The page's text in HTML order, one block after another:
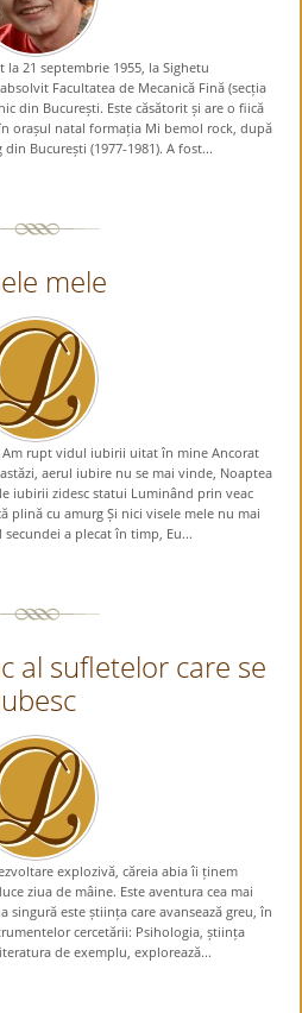
la 21 septembrie 1955, la Sighetu
Facultatea de Mecanică Fină (secția
din București. Este căsătorit și are o fiică
orașul natal formația Mi bemol rock, după
București (1977-1981). A fost...
mele
rupt vidul iubirii uitat în mine Ancorat
aerul iubire nu se mai vinde, Noaptea
iubirii zidesc statui Luminând prin veac
plină cu amurg Și nici visele mele nu mai
a plecat în timp, Eu...
al sufletelor care se
explozivă, căreia abia îi ținem
ziua de mâine. Este aventura cea mai
este știința care avansează greu, în
cercetării: Psihologia, știința
de exemplu, explorează...